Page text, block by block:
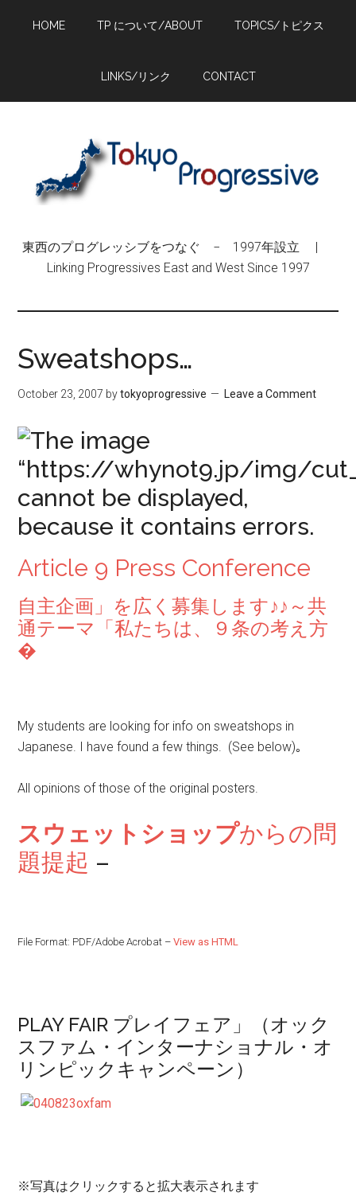
HOME TP について/ABOUT TOPICS/トピクス
LINKS/リンク CONTACT
東西のプログレッシブをつなぐ − 1997年設立 |
Linking Progressives East and West Since 1997
Sweatshops…
October 23, 2007 bytokyoprogressive Leave a Comment
Article 9 Press Conference
自主企画」を広く募集します♪♪～共
通テーマ「私たちは、９条の考え方
�
My students are looking for info on sweatshops in
Japanese. I have found a few things. (See below)｡
All opinions of those of the original posters.
スウェットショップからの問
題提起 –
File Format: PDF/Adobe Acrobat –View as HTML
PLAY FAIR プレイフェア」（オック
スファム・インターナショナル・オ
リンピックキャンペーン）
※写真はクリックすると拡大表示されます